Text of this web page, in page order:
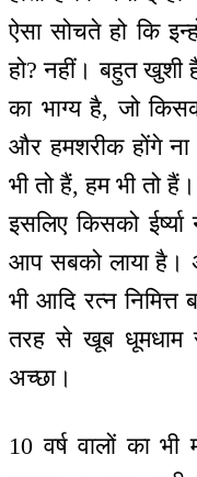
ऐसा सोचते हो कि
हो? नहीं। बहुत खुशी
का भाग्य है, जो
और हमशरीक होंगे ना
भी तो हैं, हम भी तो
इसलिए किसको
आप सबको लाया है।
भी आदि रत्न
तरह से खूब धूमधाम
अच्छा।
10 वर्ष वालों का